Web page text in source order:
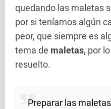
quedando las maletas
por si teníamos algún
peor, que siempre es
tema de maletas, por
resuelto.
Preparar las